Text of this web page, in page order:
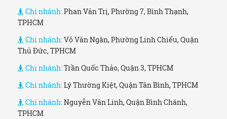
Chi nhánh:Phan Văn Trị, Phường 7, Bình Thạnh,
TPHCM
Chi nhánh:Võ Văn Ngân, Phường Linh Chiểu, Quận
Thủ Đức, TPHCM
Chi nhánh:Trần Quốc Thảo, Quận 3, TPHCM
Chi nhánh:Lý Thường Kiệt, Quận Tân Bình, TPHCM
Chi nhánh:Nguyễn Văn Linh, Quận Bình Chánh,
TPHCM